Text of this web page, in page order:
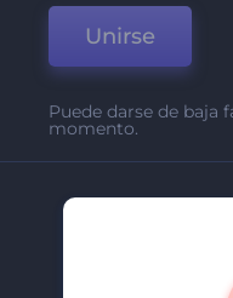
Unirse
Puede darse de baja
momento.